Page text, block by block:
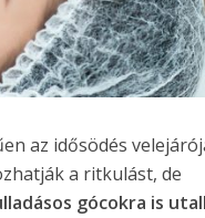
az idősödés
a ritkulást, de
gócokra is